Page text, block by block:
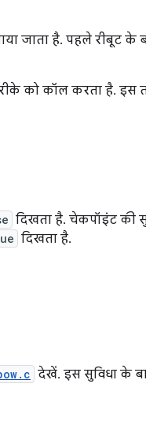
जाता है. पहले रीबूट के
को कॉल करता है. इस
दिखता है. चेकपॉइंट की
दिखता है.
देखें. इस सुविधा के